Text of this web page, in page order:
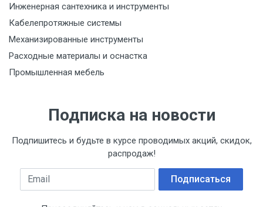
Инженерная сантехника и инструменты
Кабелепротяжные системы
Механизированные инструменты
Расходные материалы и оснастка
Промышленная мебель
Подписка на новости
Подпишитесь и будьте в курсе проводимых акций, скидок,
распродаж!
Email Подписаться